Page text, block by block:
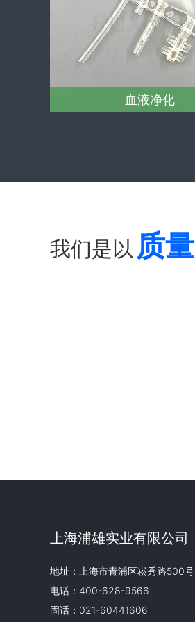
血液净化
我们是以 质量
上海浦雄实业有限公司
地址：上海市青浦区崧秀路500号
电话：400-628-9566
固话：021-60441606